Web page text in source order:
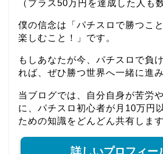
（プラス50万円を達成した人も
僕の信念は「パチスロで勝つこ
楽しむこと！」です。
もしあなたが今、パチスロで負
れば、ぜひ勝つ世界へ一緒に進み
当ブログでは、自分自身が苦労
に、パチスロ初心者が月10万円
ための知識をどんどん共有します
詳しいプロフィー